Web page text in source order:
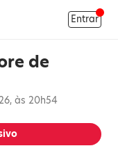
Entrar
de
às 20h54